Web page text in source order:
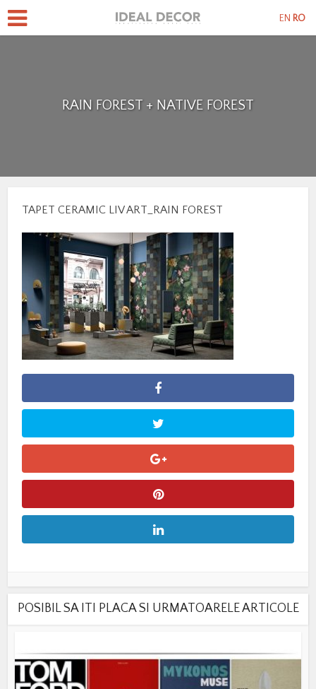
RAIN FOREST + NATIVE FOREST
TAPET CERAMIC LIV ART_RAIN FOREST
POSIBIL SA ITI PLACA SI URMATOARELE ARTICOLE
EN RO